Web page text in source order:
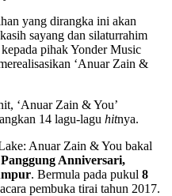
yang dirangka ini akan
sayang dan silaturrahim
pihak Yonder Music
‘Anuar Zain &
‘Anuar Zain & You’
14 lagu-lagu hitnya.
Anuar Zain & You bakal
Panggung Anniversari,
. Bermula pada pukul 8
pembuka tirai tahun 2017.